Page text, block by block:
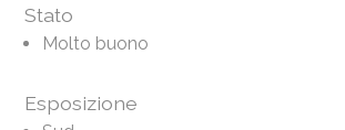
Stato
Molto buono
Esposizione